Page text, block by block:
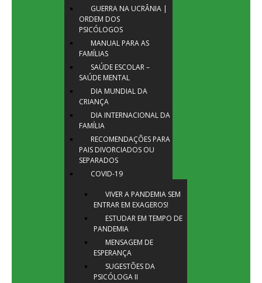
GUERRA NA UCRÂNIA |
ORDEM DOS
PSICÓLOGOS
MANUAL PARA AS
FAMÍLIAS
SAÚDE ESCOLAR –
SAÚDE MENTAL
DIA MUNDIAL DA
CRIANÇA
DIA INTERNACIONAL DA
FAMÍLIA
RECOMENDAÇÕES PARA
PAIS DIVORCIADOS OU
SEPARADOS
COVID-19
VIVER A PANDEMIA SEM
ENTRAR EM EXAGEROS!
ESTUDAR EM TEMPO DE
PANDEMIA
MENSAGEM DE
ESPERANÇA
SUGESTÕES DA
PSICÓLOGA II